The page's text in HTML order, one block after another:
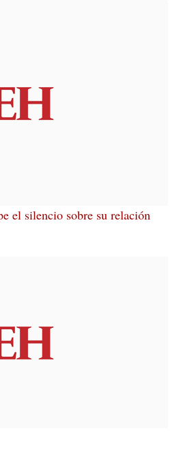
el silencio sobre su relación